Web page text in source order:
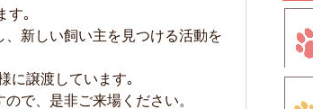
す｡
新しい飼い主を見つける活動を
に譲渡しています｡
で、是非ご来場ください。